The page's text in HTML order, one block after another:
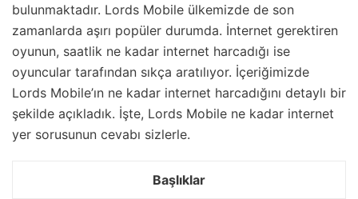
bulunmaktadır. Lords Mobile ülkemizde de son
zamanlarda aşırı popüler durumda. İnternet gerektiren
oyunun, saatlik ne kadar internet harcadığı ise
oyuncular tarafından sıkça aratılıyor. İçeriğimizde
Lords Mobile’ın ne kadar internet harcadığını detaylı bir
şekilde açıkladık. İşte, Lords Mobile ne kadar internet
yer sorusunun cevabı sizlerle.
Başlıklar